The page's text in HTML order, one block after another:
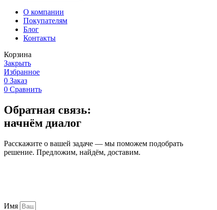
О компании
Покупателям
Блог
Контакты
Корзина
Закрыть
Избранное
0 Заказ
0 Сравнить
Обратная связь:
начнём диалог
Расскажите о вашей задаче — мы поможем подобрать
решение. Предложим, найдём, доставим.
Имя